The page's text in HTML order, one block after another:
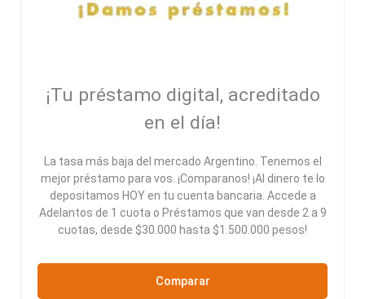
¡Tu préstamo digital, acreditado
en el día!
La tasa más baja del mercado Argentino. Tenemos el
mejor préstamo para vos. ¡Comparanos! ¡Al dinero te lo
depositamos HOY en tu cuenta bancaria. Accede a
Adelantos de 1 cuota o Préstamos que van desde 2 a 9
cuotas, desde $30.000 hasta $1.500.000 pesos!
Comparar